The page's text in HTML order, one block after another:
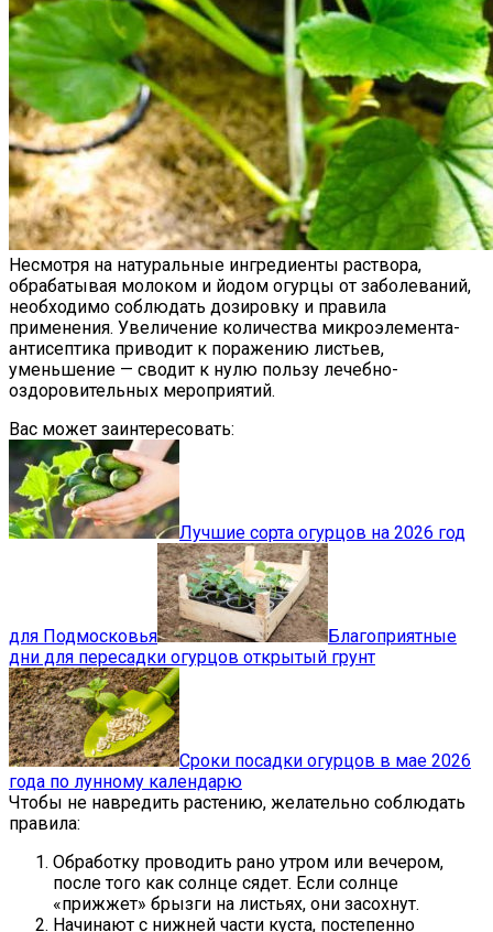
Несмотря на натуральные ингредиенты раствора,
обрабатывая молоком и йодом огурцы от заболеваний,
необходимо соблюдать дозировку и правила
применения. Увеличение количества микроэлемента-
антисептика приводит к поражению листьев,
уменьшение — сводит к нулю пользу лечебно-
оздоровительных мероприятий.
Вас может заинтересовать:
Лучшие сорта огурцов на 2026 год
для Подмосковья
Благоприятные
дни для пересадки огурцов открытый грунт
Сроки посадки огурцов в мае 2026
года по лунному календарю
Чтобы не навредить растению, желательно соблюдать
правила:
Обработку проводить рано утром или вечером,
после того как солнце сядет. Если солнце
«прижжет» брызги на листьях, они засохнут.
Начинают с нижней части куста, постепенно